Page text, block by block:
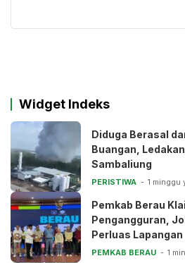
Widget Indeks
Diduga Berasal
Buangan,
Sambaliung
PERISTIWA 1 minggu
Pemkab Berau
Pengangguran,
Perluas Lapangan
PEMKAB BERAU 1